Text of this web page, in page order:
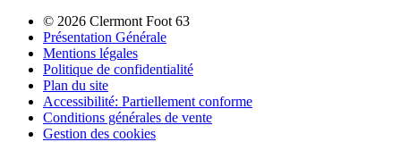
© 2026 Clermont Foot 63
Présentation Générale
Mentions légales
Politique de confidentialité
Plan du site
Accessibilité: Partiellement conforme
Conditions générales de vente
Gestion des cookies